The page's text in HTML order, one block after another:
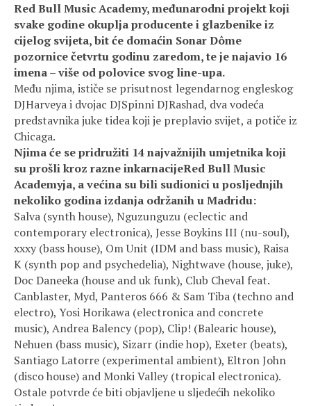
Red Bull Music Academy, međunarodni projekt koji
svake godine okuplja producente i glazbenike iz
cijelog svijeta, bit će domaćin Sonar Dôme
pozornice četvrtu godinu zaredom, te je najavio 16
imena – više od polovice svog line-upa.
Među njima, ističe se prisutnost legendarnog engleskog
DJHarveya i dvojac DJSpinni DJRashad, dva vodeća
predstavnika juke tidea koji je preplavio svijet, a potiče iz
Chicaga.
Njima će se pridružiti 14 najvažnijih umjetnika koji
su prošli kroz razne inkarnacijeRed Bull Music
Academyja, a većina su bili sudionici u posljednjih
nekoliko godina izdanja održanih u Madridu:
Salva (synth house), Nguzunguzu (eclectic and
contemporary electronica), Jesse Boykins III (nu-soul),
xxxy (bass house), Om Unit (IDM and bass music), Raisa
K (synth pop and psychedelia), Nightwave (house, juke),
Doc Daneeka (house and uk funk), Club Cheval feat.
Canblaster, Myd, Panteros 666 & Sam Tiba (techno and
electro), Yosi Horikawa (electronica and concrete
music), Andrea Balency (pop), Clip! (Balearic house),
Nehuen (bass music), Sizarr (indie hop), Exeter (beats),
Santiago Latorre (experimental ambient), Eltron John
(disco house) and Monki Valley (tropical electronica).
Ostale potvrde će biti objavljene u sljedećih nekoliko